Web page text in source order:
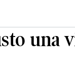
una